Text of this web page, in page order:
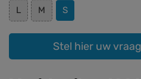
L M S
Stel hier uw